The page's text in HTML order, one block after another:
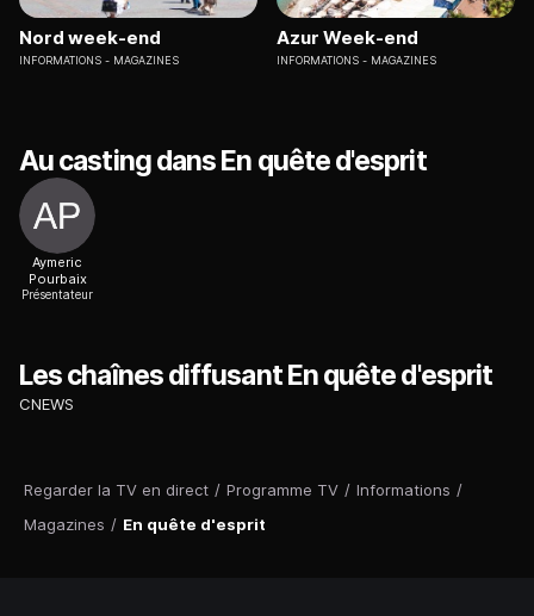
Regarder la TV en direct / Programme TV / Informations /
Magazines / En quête d'esprit
Nord week-end
INFORMATIONS MAGAZINES
Azur Week-end
INFORMATIONS MAGAZINES
Au casting dans En quête d'esprit
Aymeric
Pourbaix
Présentateur
Les chaînes diffusant En quête d'esprit
CNEWS